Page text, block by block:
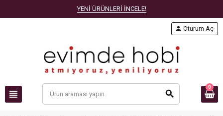
YENİ ÜRÜNLERİ İNCELE!
view_headline search
person Oturum Aç
0